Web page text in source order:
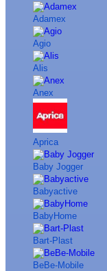
Adamex
Agio
Alis
Anex
Aprica
Baby Jogger
Babyactive
BabyHome
Bart-Plast
BeBe-Mobile